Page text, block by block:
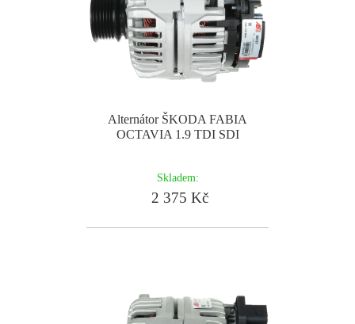
Alternátor ŠKODA FABIA
OCTAVIA 1.9 TDI SDI
Skladem:
2 375 Kč